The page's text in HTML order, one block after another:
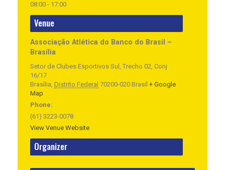
08:00 - 17:00
Venue
Associação Atlética do Banco do Brasil –
Brasília
Setor de Clubes Esportivos Sul, Trecho 02, Conj
16/17
Brasília, Distrito Federal 70200-020 Brasil + Google
Map
Phone:
(61) 3223-0078
View Venue Website
Organizer